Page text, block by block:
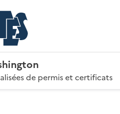
de permis et certificats